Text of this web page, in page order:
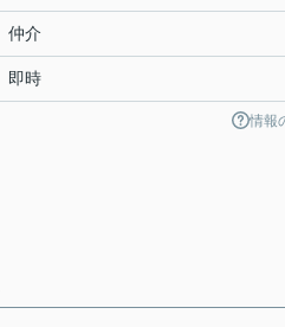
仲介
即時
情報